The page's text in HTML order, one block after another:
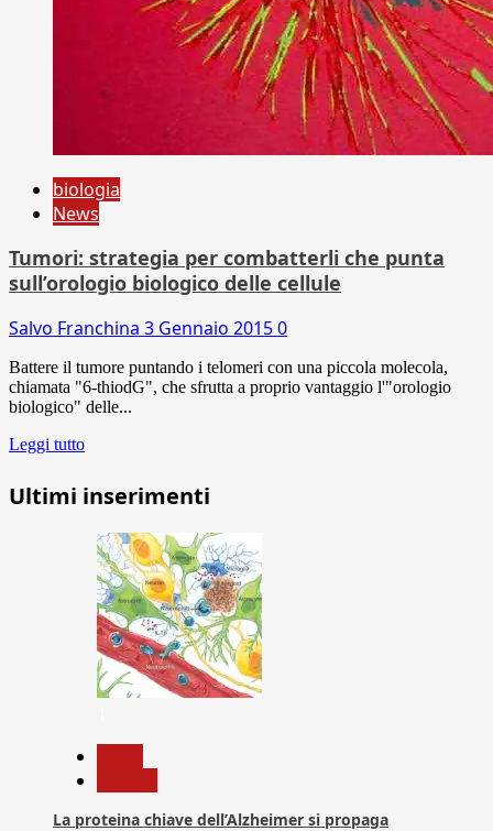
biologia
News
Tumori: strategia per combatterli che punta
sull’orologio biologico delle cellule
Salvo Franchina 3 Gennaio 20150
Battere il tumore puntando i telomeri con una piccola molecola,
chiamata "6-thiodG", che sfrutta a proprio vantaggio l'"orologio
biologico" delle...
Leggi tutto
Ultimi inserimenti
La proteina chiave dell’Alzheimer si propaga